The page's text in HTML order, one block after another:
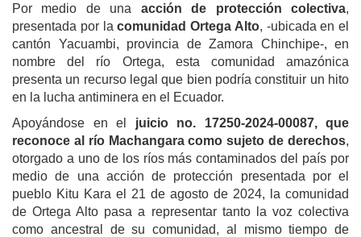
Por medio de una acción de protección colectiva,
presentada por lacomunidad Ortega Alto, -ubicada en el
cantón Yacuambi, provincia de Zamora Chinchipe-, en
nombre del río Ortega, esta comunidad amazónica
presenta un recurso legal que bien podría constituir un hito
en la lucha antiminera en el Ecuador.
Apoyándose en el juicio no. 17250-2024-00087, que
reconoce al río Machangara como sujeto de derechos,
otorgado a uno de los ríos más contaminados del país por
medio de una acción de protección presentada por el
pueblo Kitu Kara el 21 de agosto de 2024, la comunidad
de Ortega Alto pasa a representar tanto la voz colectiva
como ancestral de su comunidad, al mismo tiempo de